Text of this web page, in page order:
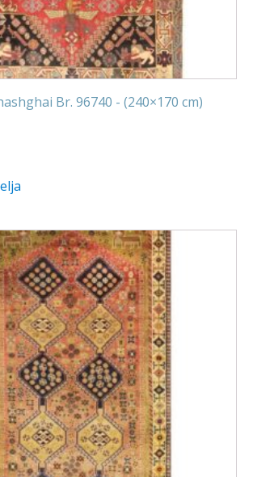
Br. 96740 - (240×170 cm)